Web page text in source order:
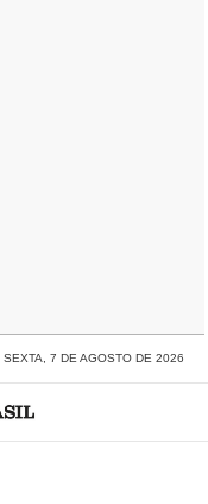
SEXTA, 7 DE AGOSTO DE 2026